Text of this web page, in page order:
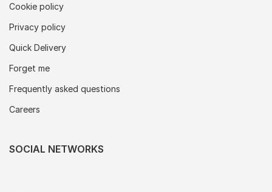
Cookie policy
Privacy policy
Quick Delivery
Forget me
Frequently asked questions
Careers
SOCIAL NETWORKS